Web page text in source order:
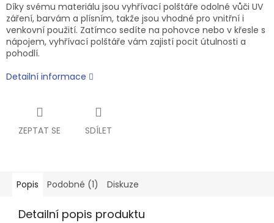
Díky svému materiálu jsou vyhřívací polštáře odolné vůči UV
záření, barvám a plísním, takže jsou vhodné pro vnitřní i
venkovní použití. Zatímco sedíte na pohovce nebo v křesle s
nápojem, vyhřívací polštáře vám zajistí pocit útulnosti a
pohodlí.
Detailní informace
ZEPTAT SE SDÍLET
Popis Podobné (1) Diskuze
Detailní popis produktu